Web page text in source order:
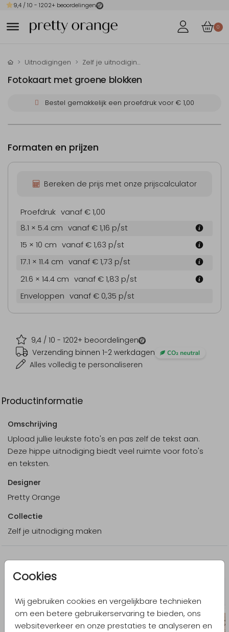
9,4 / 10 - 1202+ beoordelingen
0
Cookies
Wij gebruiken cookies en vergelijkbare technieken
om een betere gebruikerservaring te bieden, ons
websiteverkeer en onze prestaties te analyseren en
Uitnodigingen Zelf je uitnodiging maken
Fotokaart met groene blokken
Bestel gemakkelijk een proefdruk voor € 1,00
9,4 / 10 - 1202+ beoordelingen
Verzending binnen 1-2 werkdagen
Alles volledig te personaliseren
Formaten en prijzen
Bereken de prijs met onze prijscalculator
Proefdruk vanaf € 1,00
8.1 × 5.4 cm vanaf € 1,16 p/st
15 × 10 cm vanaf € 1,63 p/st
17.1 × 11.4 cm vanaf € 1,73 p/st
21.6 × 14.4 cm vanaf € 1,83 p/st
Enveloppen vanaf € 0,35 p/st
Productinformatie
Omschrijving
Upload jullie leukste foto's en pas zelf de tekst aan.
Deze hippe uitnodiging biedt veel ruimte voor foto's
en teksten.
Designer
Pretty Orange
Collectie
Zelf je uitnodiging maken
Meer in dezelfde stijl